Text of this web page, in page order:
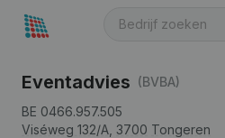
Eventadvies (BVBA)
BE 0466.957.505
Viséweg 132/A, 3700 Tongeren